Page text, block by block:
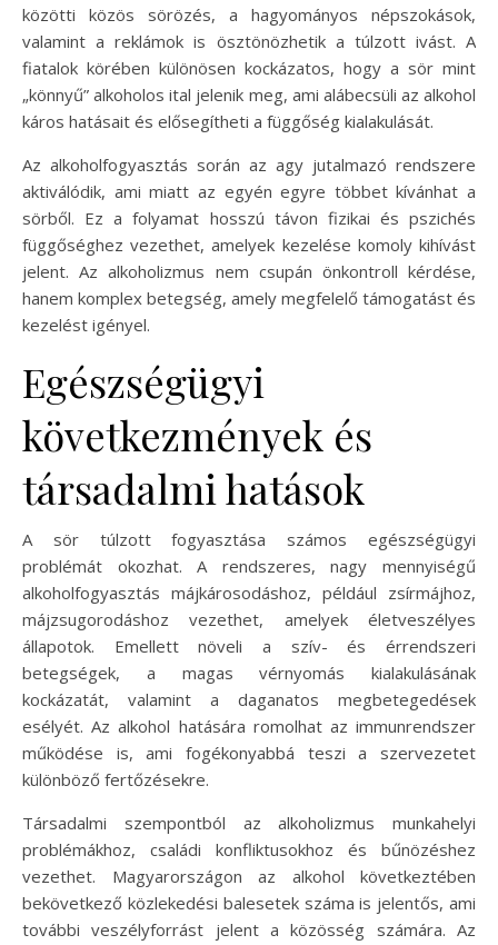
közötti közös sörözés, a hagyományos népszokások,
valamint a reklámok is ösztönözhetik a túlzott ivást. A
fiatalok körében különösen kockázatos, hogy a sör mint
„könnyű” alkoholos ital jelenik meg, ami alábecsüli az alkohol
káros hatásait és elősegítheti a függőség kialakulását.
Az alkoholfogyasztás során az agy jutalmazó rendszere
aktiválódik, ami miatt az egyén egyre többet kívánhat a
sörből. Ez a folyamat hosszú távon fizikai és pszichés
függőséghez vezethet, amelyek kezelése komoly kihívást
jelent. Az alkoholizmus nem csupán önkontroll kérdése,
hanem komplex betegség, amely megfelelő támogatást és
kezelést igényel.
Egészségügyi
következmények és
társadalmi hatások
A sör túlzott fogyasztása számos egészségügyi
problémát okozhat. A rendszeres, nagy mennyiségű
alkoholfogyasztás májkárosodáshoz, például zsírmájhoz,
májzsugorodáshoz vezethet, amelyek életveszélyes
állapotok. Emellett növeli a szív- és érrendszeri
betegségek, a magas vérnyomás kialakulásának
kockázatát, valamint a daganatos megbetegedések
esélyét. Az alkohol hatására romolhat az immunrendszer
működése is, ami fogékonyabbá teszi a szervezetet
különböző fertőzésekre.
Társadalmi szempontból az alkoholizmus munkahelyi
problémákhoz, családi konfliktusokhoz és bűnözéshez
vezethet. Magyarországon az alkohol következtében
bekövetkező közlekedési balesetek száma is jelentős, ami
további veszélyforrást jelent a közösség számára. Az